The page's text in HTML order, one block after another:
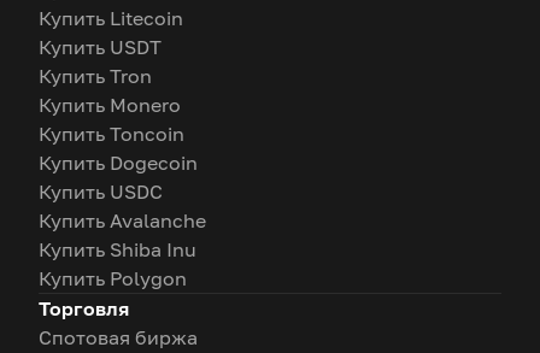
Купить Litecoin
Купить USDT
Купить Tron
Купить Monero
Купить Toncoin
Купить Dogecoin
Купить USDC
Купить Avalanche
Купить Shiba Inu
Купить Polygon
Торговля
Спотовая биржа